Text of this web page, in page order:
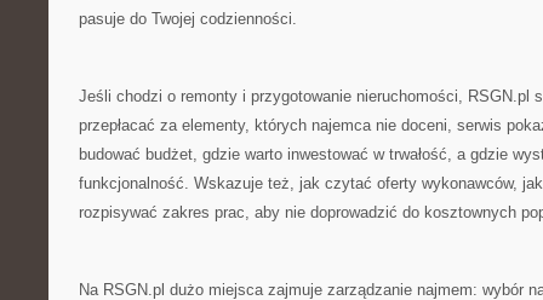
pasuje do Twojej codzienności.
Jeśli chodzi o remonty i przygotowanie nieruchomości, RSGN.pl
przepłacać za elementy, których najemca nie doceni, serwis
budować budżet, gdzie warto inwestować w trwałość, a gdzie
funkcjonalność. Wskazuje też, jak czytać oferty wykonawców,
rozpisywać zakres prac, aby nie doprowadzić do kosztownych
Na RSGN.pl dużo miejsca zajmuje zarządzanie najmem: wybór